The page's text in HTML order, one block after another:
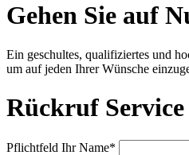
Gehen Sie auf
Ein geschultes, qualifiziertes und
um auf jeden Ihrer Wünsche
Rückruf Service
Pflichtfeld Ihr Name*